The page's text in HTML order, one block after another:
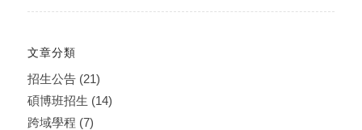
文章分類
招生公告(21)
碩博班招生 (14)
跨域學程 (7)